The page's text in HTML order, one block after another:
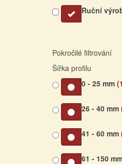
Ruční
Pokročilé filtrování
Šířka profilu
0 - 25 mm
26 - 40 mm
41 - 60 mm
61 - 150